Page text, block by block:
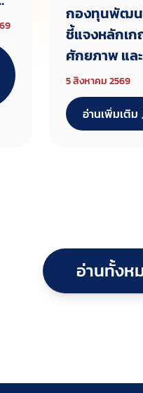
กองทุนพัฒน
ชี้แจงหลักเ
ศักยภาพ แล
2570 ภายห
พัฒนาการกี
กรอบวงเงิน
5 สิงหาคม 2569
อ่านเพิ่มเติม
อ่านทั้งห